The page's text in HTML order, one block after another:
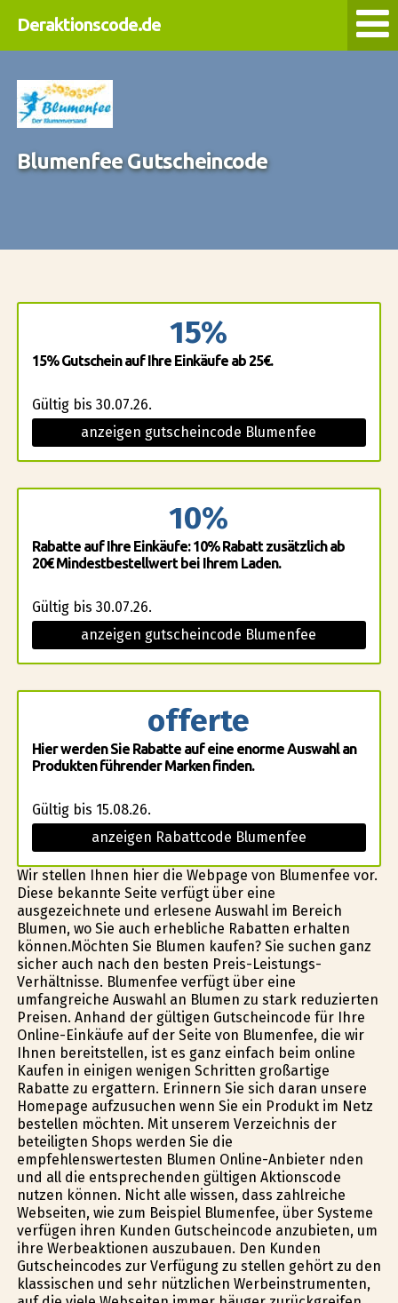
Deraktionscode.de
Blumenfee Gutscheincode
15%
15% Gutschein auf Ihre Einkäufe ab 25€.
Gültig bis 30.07.26.
anzeigen gutscheincode Blumenfee
10%
Rabatte auf Ihre Einkäufe: 10% Rabatt zusätzlich ab
20€ Mindestbestellwert bei Ihrem Laden.
Gültig bis 30.07.26.
anzeigen gutscheincode Blumenfee
offerte
Hier werden Sie Rabatte auf eine enorme Auswahl an
Produkten führender Marken finden.
Gültig bis 15.08.26.
anzeigen Rabattcode Blumenfee
Wir stellen Ihnen hier die Webpage von Blumenfee vor.
Diese bekannte Seite verfügt über eine
ausgezeichnete und erlesene Auswahl im Bereich
Blumen, wo Sie auch erhebliche Rabatten erhalten
können.Möchten Sie Blumen kaufen? Sie suchen ganz
sicher auch nach den besten Preis-Leistungs-
Verhältnisse. Blumenfee verfügt über eine
umfangreiche Auswahl an Blumen zu stark reduzierten
Preisen. Anhand der gültigen Gutscheincode für Ihre
Online-Einkäufe auf der Seite von Blumenfee, die wir
Ihnen bereitstellen, ist es ganz einfach beim online
Kaufen in einigen wenigen Schritten großartige
Rabatte zu ergattern. Erinnern Sie sich daran unsere
Homepage aufzusuchen wenn Sie ein Produkt im Netz
bestellen möchten. Mit unserem Verzeichnis der
beteiligten Shops werden Sie die
empfehlenswertesten Blumen Online-Anbieter finden
und all die entsprechenden gültigen Aktionscode
nutzen können. Nicht alle wissen, dass zahlreiche
Webseiten, wie zum Beispiel Blumenfee, über Systeme
verfügen ihren Kunden Gutscheincode anzubieten, um
ihre Werbeaktionen auszubauen. Den Kunden
Gutscheincodes zur Verfügung zu stellen gehört zu den
klassischen und sehr nützlichen Werbeinstrumenten,